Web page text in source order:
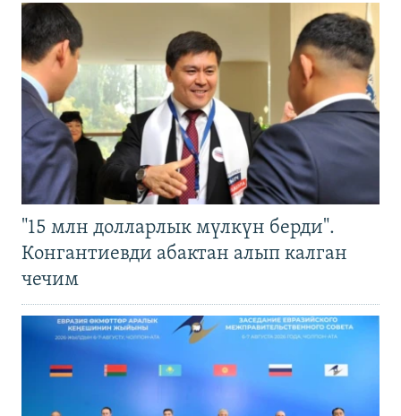
"15 млн долларлык мүлкүн берди".
Конгантиевди абактан алып калган
чечим